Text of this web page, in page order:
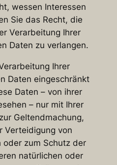
wessen Interessen
Sie das Recht, die
Verarbeitung Ihrer
Daten zu verlangen.
Ihrer
Daten eingeschränkt
Daten – von ihrer
– nur mit Ihrer
Geltendmachung,
Verteidigung von
oder zum Schutz der
natürlichen oder